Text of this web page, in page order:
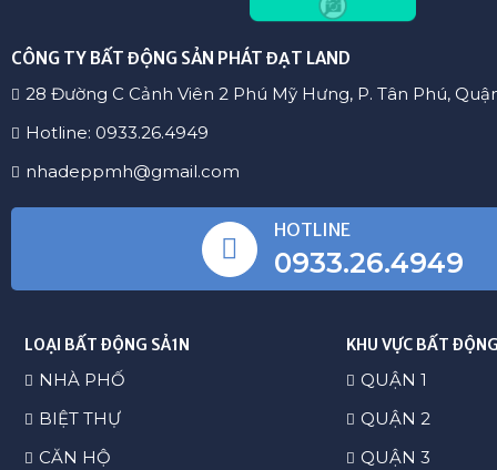
CÔNG TY BẤT ĐỘNG SẢN PHÁT ĐẠT LAND
28 Đường C Cảnh Viên 2 Phú Mỹ Hưng, P. Tân Phú,
Hotline: 0933.26.4949
nhadeppmh@gmail.com
HOTLINE
0933.26.4949
LOẠI BẤT ĐỘNG SẢ1N
NHÀ PHỐ
BIỆT THỰ
CĂN HỘ
KHU VỰC BẤT
QUẬN 1
QUẬN 2
QUẬN 3